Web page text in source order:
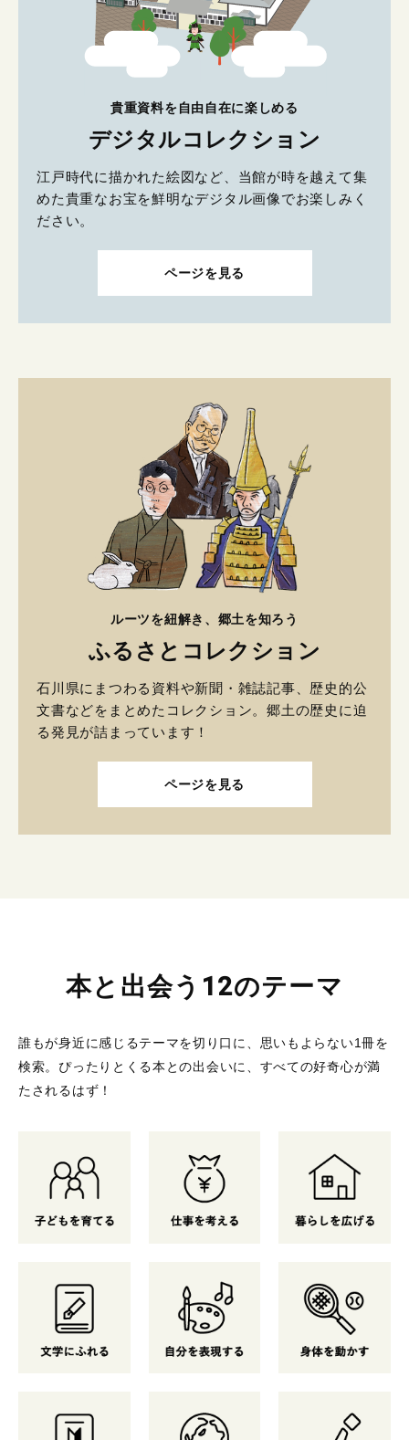
貴重資料を自由自在に楽しめる
デジタルコレクション
江戸時代に描かれた絵図など、当館が時を越えて集
めた貴重なお宝を鮮明なデジタル画像でお楽しみく
ださい。
ページを見る
ルーツを紐解き、郷土を知ろう
ふるさとコレクション
石川県にまつわる資料や新聞・雑誌記事、歴史的公
文書などをまとめたコレクション。郷土の歴史に迫
る発見が詰まっています！
ページを見る
本と出会う12のテーマ
誰もが身近に感じるテーマを切り口に、思いもよらない1冊を
検索。 ぴったりとくる本との出会いに、すべての好奇心が満
たされるはず！